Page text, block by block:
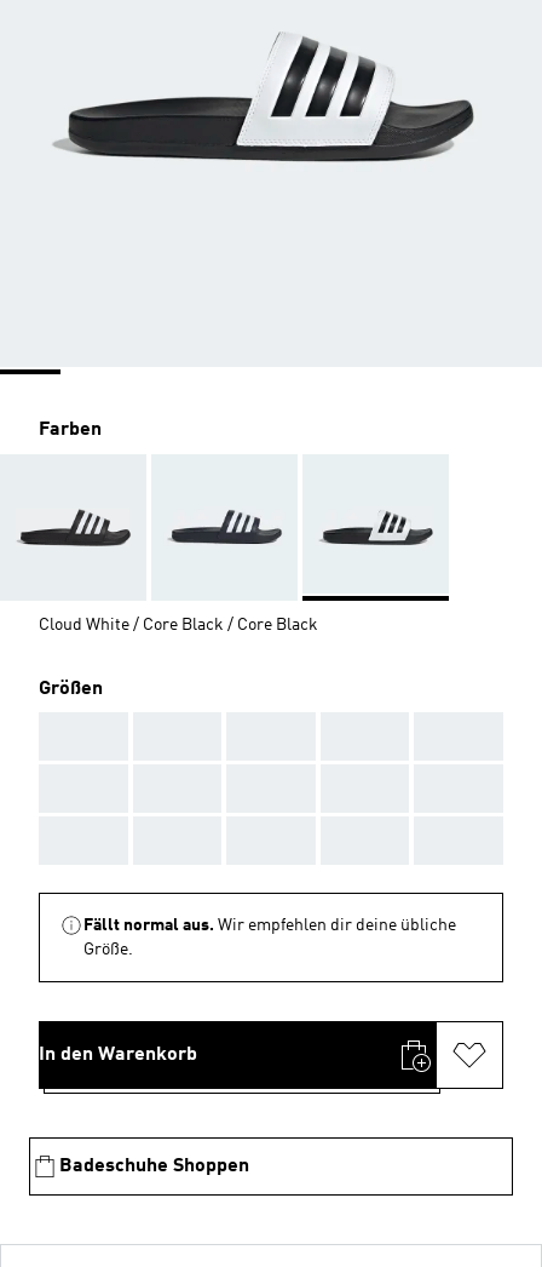
Farben
Cloud White / Core Black / Core Black
Größen
Fällt normal aus. Wir empfehlen dir deine übliche
Größe.
In den Warenkorb
Badeschuhe Shoppen